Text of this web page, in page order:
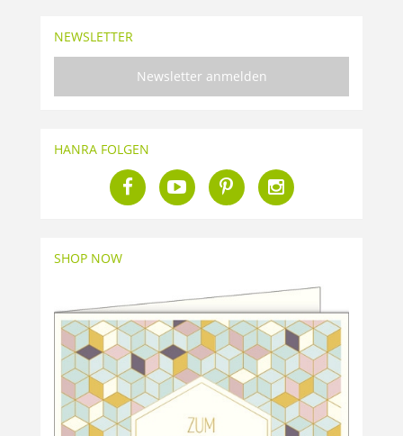
NEWSLETTER
Newsletter anmelden
HANRA FOLGEN
SHOP NOW